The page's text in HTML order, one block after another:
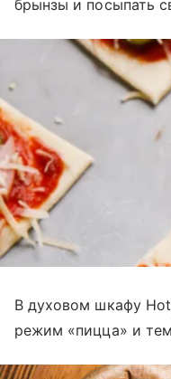
брынзы и посыпать
В духовом шкафу
режим «пицца» и